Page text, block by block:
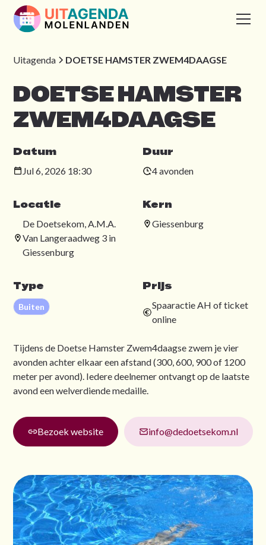
Uitagenda DOETSE HAMSTER ZWEM4DAAGSE
DOETSE HAMSTER
ZWEM4DAAGSE
Datum
Jul 6, 2026 18:30
Duur
4 avonden
Locatie
De Doetsekom, A.M.A.
Van Langeraadweg 3 in
Giessenburg
Kern
Giessenburg
Type
Buiten
Prijs
Spaaractie AH of ticket
online
Tijdens de Doetse Hamster Zwem4daagse zwem je vier
avonden achter elkaar een afstand (300, 600, 900 of 1200
meter per avond). Iedere deelnemer ontvangt op de laatste
avond een welverdiende medaille.
Bezoek website info@dedoetsekom.nl